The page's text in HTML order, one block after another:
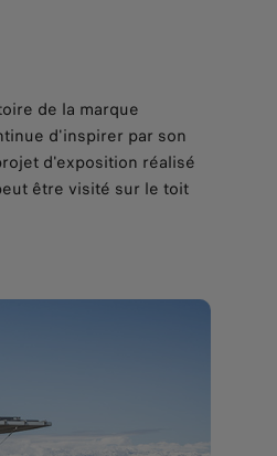
de la marque
d'inspirer par son
d'exposition réalisé
être visité sur le toit